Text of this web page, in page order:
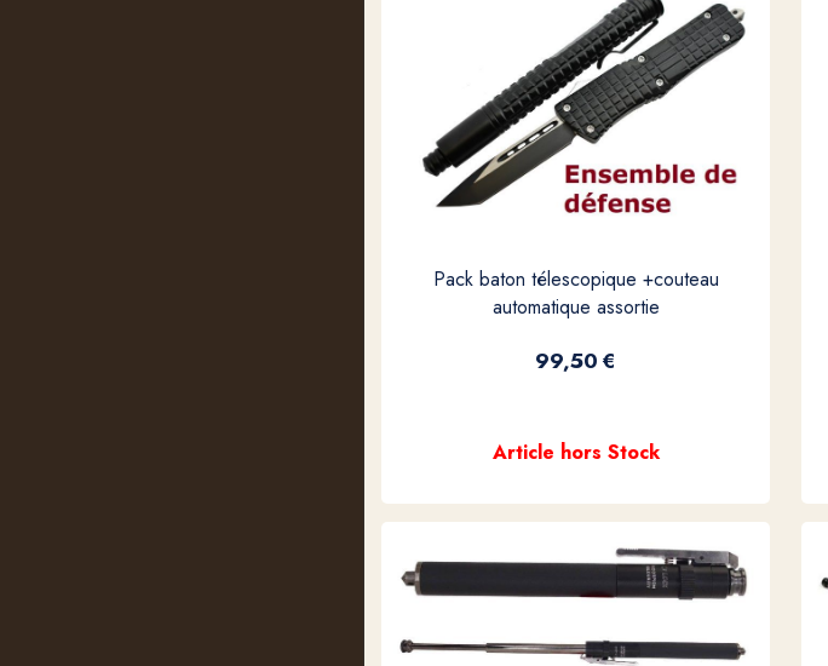
Pack baton télescopique +couteau
automatique assortie
99,50€
Article hors Stock